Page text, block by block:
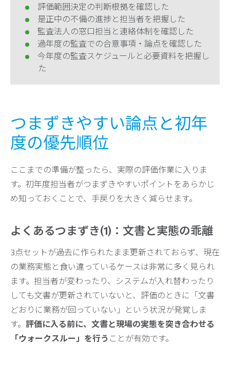
評価範囲決定の判断根拠を確認した
是正中の不備の進捗と担当者を把握した
監査法人の窓口担当と連絡体制を確認した
過年度の監査での合意事項・論点を確認した
今年度の監査スケジュールと必要資料を把握し
た
つまずきやすい論点と初年
度の優先順位
ここまでの準備が整ったら、実際の評価作業に入りま
す。初年度担当者がつまずきやすいポイントをあらかじ
め知っておくことで、手戻りを大きく減らせます。
よくあるつまずき(1)：文書と実態の乖離
3点セットが過去に作られたまま更新されておらず、現在
の業務実態と食い違っているケースは非常に多く見られ
ます。担当者が変わったり、システムが入れ替わったり
しても文書が更新されていないと、評価のときに「文書
どおりに業務が回っていない」という状況が発覚しま
す。 評価に入る前に、文書と現場の実態を突き合わせる
「ウォークスルー」を行う ことが有効です。